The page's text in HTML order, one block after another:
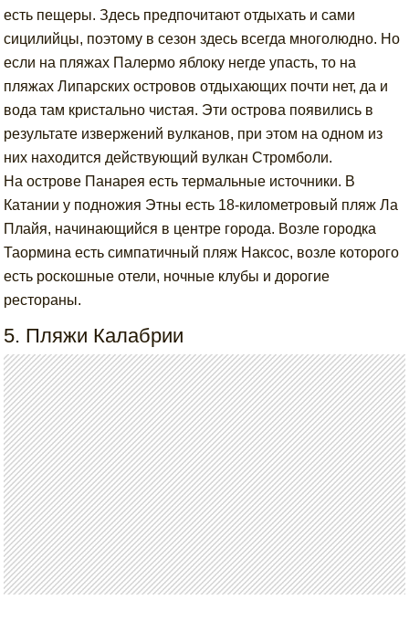
есть пещеры. Здесь предпочитают отдыхать и сами
сицилийцы, поэтому в сезон здесь всегда многолюдно. Но
если на пляжах Палермо яблоку негде упасть, то на
пляжах Липарских островов отдыхающих почти нет, да и
вода там кристально чистая. Эти острова появились в
результате извержений вулканов, при этом на одном из
них находится действующий вулкан Стромболи.
На острове Панарея есть термальные источники. В
Катании у подножия Этны есть 18-километровый пляж Ла
Плайя, начинающийся в центре города. Возле городка
Таормина есть симпатичный пляж Наксос, возле которого
есть роскошные отели, ночные клубы и дорогие
рестораны.
5. Пляжи Калабрии